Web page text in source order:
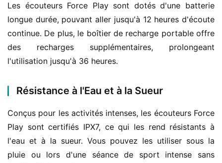
Les écouteurs Force Play sont dotés d'une batterie
longue durée, pouvant aller jusqu'à 12 heures d'écoute
continue. De plus, le boîtier de recharge portable offre
des recharges supplémentaires, prolongeant
l'utilisation jusqu'à 36 heures.
Résistance à l'Eau et à la Sueur
Conçus pour les activités intenses, les écouteurs Force
Play sont certifiés IPX7, ce qui les rend résistants à
l'eau et à la sueur. Vous pouvez les utiliser sous la
pluie ou lors d'une séance de sport intense sans